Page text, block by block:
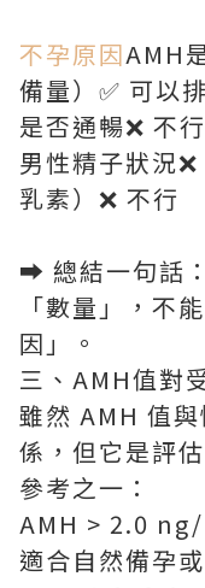
不孕原因AMH
備量）✅ 可以
是否通暢❌ 不
男性精子狀況
乳素）❌ 不行
➡️ 總結一句話
「數量」，不
因」。
三、AMH值對
雖然 AMH 值
係，但它是評
參考之一：
AMH > 2.0 ng/
適合自然備孕